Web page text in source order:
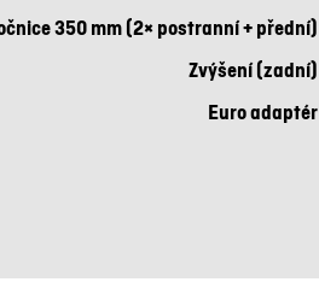
350 mm (2× postranní + přední)
Zvýšení (zadní)
Euro adaptér